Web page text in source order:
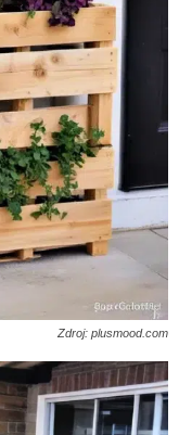
Zdroj: plusmood.com